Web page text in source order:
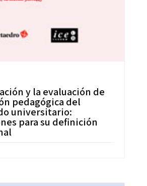
y la evaluación de
pedagógica del
universitario:
para su definición